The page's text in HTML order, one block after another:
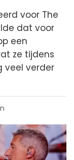
voor The
dat voor
een
ze tijdens
veel verder